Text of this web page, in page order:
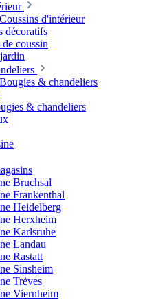
d'intérieur
décoratifs
de coussin
& chandeliers
& chandeliers
Bruchsal
Frankenthal
Heidelberg
Herxheim
Karlsruhe
Landau
Rastatt
Sinsheim
Trèves
Viernheim